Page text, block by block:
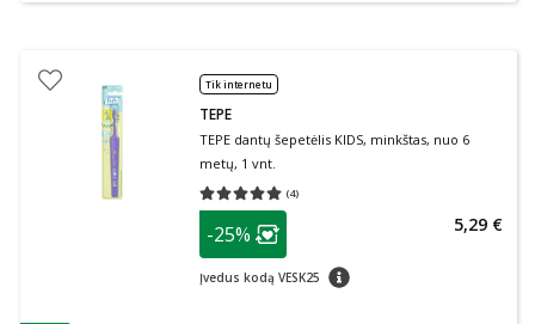
Tik internetu
TEPE
TEPE dantų šepetėlis KIDS, minkštas, nuo 6
metų, 1 vnt.
(4)
Vidutinis įvertinimas 5.00
patarimas
Lojalumo klubo narių nuolaida
-25%
Įvedus kodą VESK25 patarimas
5,29 €